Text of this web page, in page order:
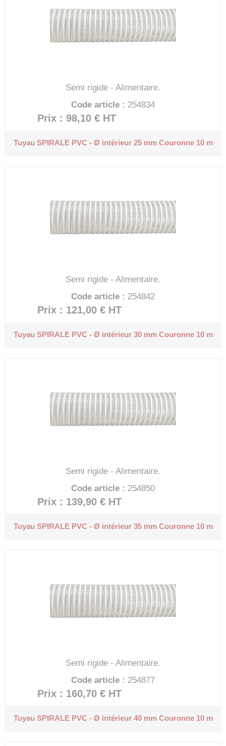
Semi rigide - Alimentaire.
Code article : 254834
Prix : 98,10 € HT
Tuyau SPIRALE PVC - Ø intérieur 25 mmCouronne 10 m
Semi rigide - Alimentaire.
Code article : 254842
Prix : 121,00 € HT
Tuyau SPIRALE PVC - Ø intérieur 30 mmCouronne 10 m
Semi rigide - Alimentaire.
Code article : 254850
Prix : 139,90 € HT
Tuyau SPIRALE PVC - Ø intérieur 35 mmCouronne 10 m
Semi rigide - Alimentaire.
Code article : 254877
Prix : 160,70 € HT
Tuyau SPIRALE PVC - Ø intérieur 40 mmCouronne 10 m